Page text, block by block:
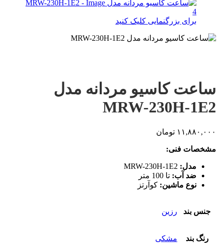
برای بزرگنمایی کلیک کنید
ساعت کاسیو مردانه مدل
MRW-230H-1E2
۱۱,۸۸۰,۰۰۰ تومان
مشخصات فنی:
مدل:
ضد آب: تا 100 متر
نوع ماشین: کوآرتز
جنس بند رزین
رنگ بند مشکی